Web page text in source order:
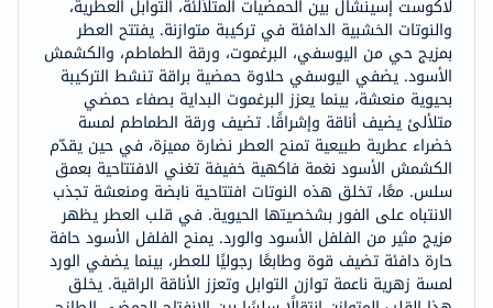
لاكوست إسينشال بين الحمضيات المتلألئة، التوابل العطرية،
والنوتات الخشبية الدافئة في تركيبة متوازنة. يفتتح العطر
بمزيج حي من اليوسفي، البرغموت، ورقة الطماطم، والكشمش
الأسود. يضفي اليوسفي حلاوة حمضية براقة تنشط التركيبة
بحيوية منعشة، بينما يعزز البرغموت البداية بصفاء حمضي
متلألئ يضيف أناقة وإشراقًا. تضيف ورقة الطماطم لمسة
خضراء عطرية طبيعية تمنح العطر نضارة مميزة، في حين يقدّم
الكشمش الأسود نغمة فاكهية خفيفة تغني الافتتاحية بعمق
سلس. معًا، تخلق هذه النوتات افتتاحية نابضة ومنعشة تجذب
الانتباه على الفور بشخصيتها الحيوية. في قلب العطر يظهر
مزيج مثير من الفلفل الأسود والورد. يمنح الفلفل الأسود حافة
حارة دافئة تضيف قوة وطابعًا رجوليًا للعطر، بينما يضفي الورد
لمسة زهرية ناعمة توازن التوابل وتعزز الأناقة الراقية. يخلق